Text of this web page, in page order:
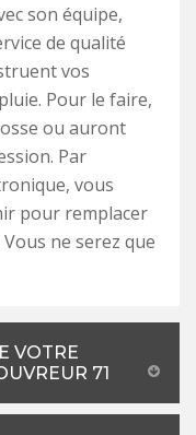
son équipe,
de qualité
vos
Pour le faire,
ou auront
Par
vous
pour remplacer
ne serez que
VOTRE
71